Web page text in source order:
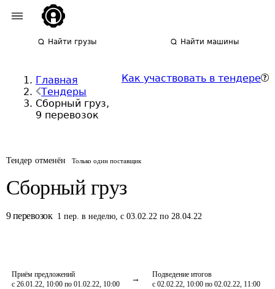
Найти грузы Найти машины
Главная
Тендеры
Сборный груз,
9 перевозок
Как участвовать в тендере
Тендер отменён Только один поставщик
Сборный груз
9 перевозок 1 пер. в неделю,с 03.02.22 по 28.04.22
Приём предложений
с 26.01.22, 10:00 по 01.02.22, 10:00
Подведение итогов
с 02.02.22, 10:00 по 02.02.22, 11:00